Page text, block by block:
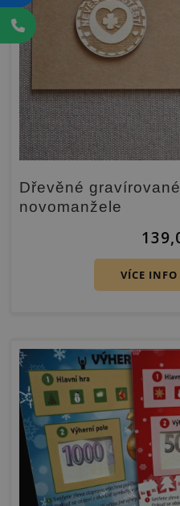
Dřevěné
novomanžele
VÍCE